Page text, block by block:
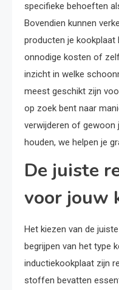
specifieke behoeften
Bovendien kunnen
producten je
onnodige kosten of
inzicht in welke
meest geschikt zijn
op zoek bent naar
verwijderen of gewoon
houden, we helpen je
De juiste
voor jouw
Het kiezen van de
begrijpen van het type
inductiekookplaat zijn
stoffen bevatten